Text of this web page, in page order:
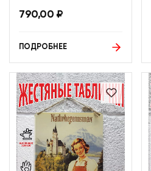
790,00 ₽
ПОДРОБНЕЕ